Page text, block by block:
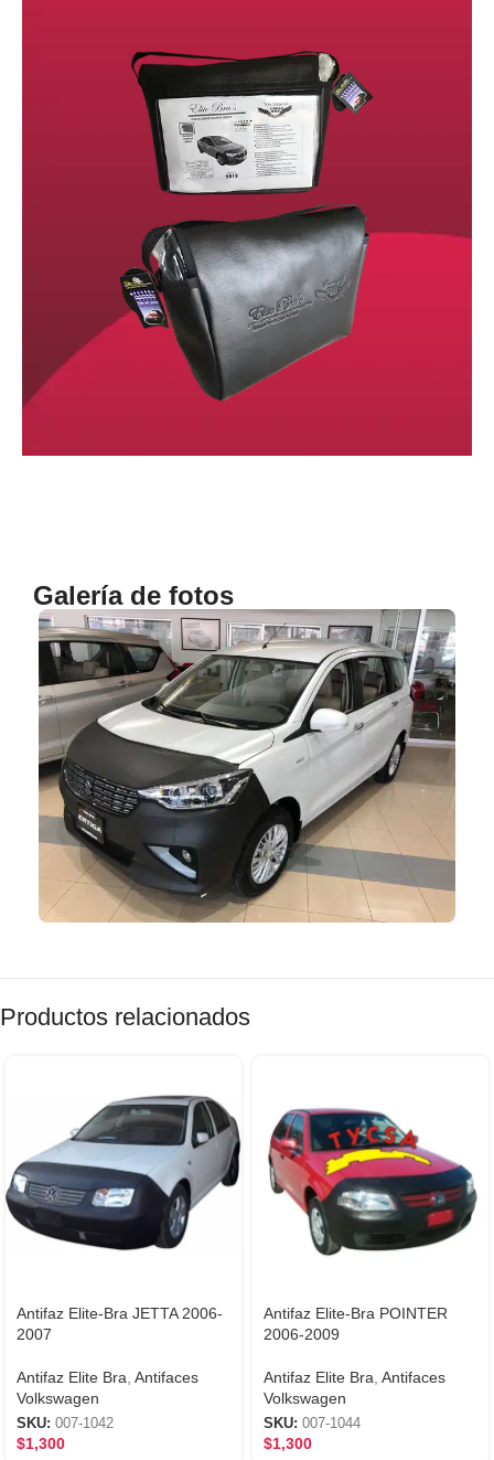
Galería de fotos
Productos relacionados
Antifaz Elite-Bra JETTA 2006-
2007
Antifaz Elite Bra Antifaces
Volkswagen
SKU: 007-1042
$1,300
Antifaz Elite-Bra POINTER
2006-2009
Antifaz Elite Bra Antifaces
Volkswagen
SKU: 007-1044
$1,300